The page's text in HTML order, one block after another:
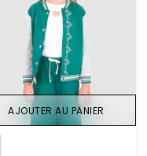
AJOUTER AU PANIER